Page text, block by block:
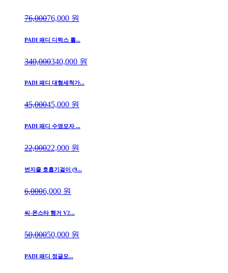
76,00076,000 원
PADI 패디 디럭스 롤...
340,000340,000 원
PADI 패디 대형세척가...
45,00045,000 원
PADI 패디 수영모자 ...
22,00022,000 원
번지줄 호흡기걸이 (9...
6,0006,000 원
씨-몬스타 행거 V2...
50,00050,000 원
PADI 패디 정글모...